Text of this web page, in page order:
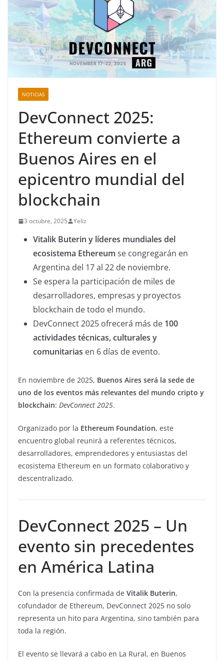
NOTICIAS
DevConnect 2025:
Ethereum convierte a
Buenos Aires en el
epicentro mundial del
blockchain
3 octubre, 2025 Yeliz
Vitalik Buterin y líderes mundiales del
ecosistema Ethereum se congregarán en
Argentina del 17 al 22 de noviembre.
Se espera la participación de miles de
desarrolladores, empresas y proyectos
blockchain de todo el mundo.
DevConnect 2025 ofrecerá más de 100
actividades técnicas, culturales y
comunitarias en 6 días de evento.
En noviembre de 2025, Buenos Aires será la sede de
uno de los eventos más relevantes del mundo cripto y
blockchain: DevConnect 2025.
Organizado por la Ethereum Foundation, este
encuentro global reunirá a referentes técnicos,
desarrolladores, emprendedores y entusiastas del
ecosistema Ethereum en un formato colaborativo y
descentralizado.
DevConnect 2025 – Un
evento sin precedentes
en América Latina
Con la presencia confirmada de Vitalik Buterin,
cofundador de Ethereum, DevConnect 2025 no solo
representa un hito para Argentina, sino también para
toda la región.
El evento se llevará a cabo en La Rural, en Buenos